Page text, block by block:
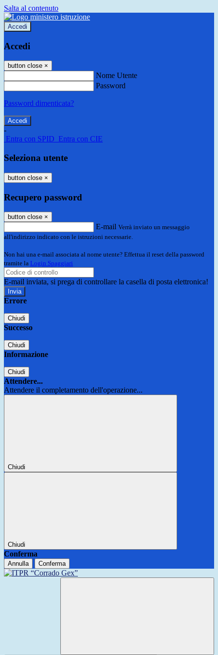
Salta al contenuto
Accedi
Accedi
button close ×
Nome Utente
Password
Password dimenticata?
-
Entra con SPID Entra con CIE
Seleziona utente
button close ×
Recupero password
button close ×
E-mail Verrà inviato un messaggio
all'indirizzo indicato con le istruzioni necessarie.
Non hai una e-mail associata al nome utente? Effettua il reset della password
tramite la Login Spaggiari
E-mail inviata, si prega di controllare la casella di posta elettronica!
Errore
Chiudi
Successo
Chiudi
Informazione
Chiudi
Attendere...
Attendere il completamento dell'operazione...
Chiudi
Chiudi
Conferma
Annulla Conferma